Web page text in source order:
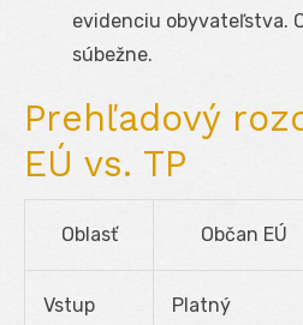
evidenciu obyvateľstva.
súbežne.
Prehľadový
EÚ vs. TP
Oblasť Občan EÚ
Vstup
Platný